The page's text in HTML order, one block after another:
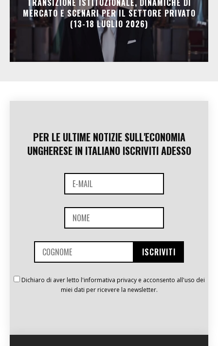
TRANSIZIONE ISTITUZIONALE, DINAMICHE DI
MERCATO E SCENARI PER IL SETTORE PRIVATO
(13-18 LUGLIO 2026)
PER LE ULTIME NOTIZIE SULL'ECONOMIA
UNGHERESE IN ITALIANO ISCRIVITI ADESSO
Dichiaro di aver letto l'informativa privacy e acconsento all'uso dei
miei dati per ricevere la newsletter.